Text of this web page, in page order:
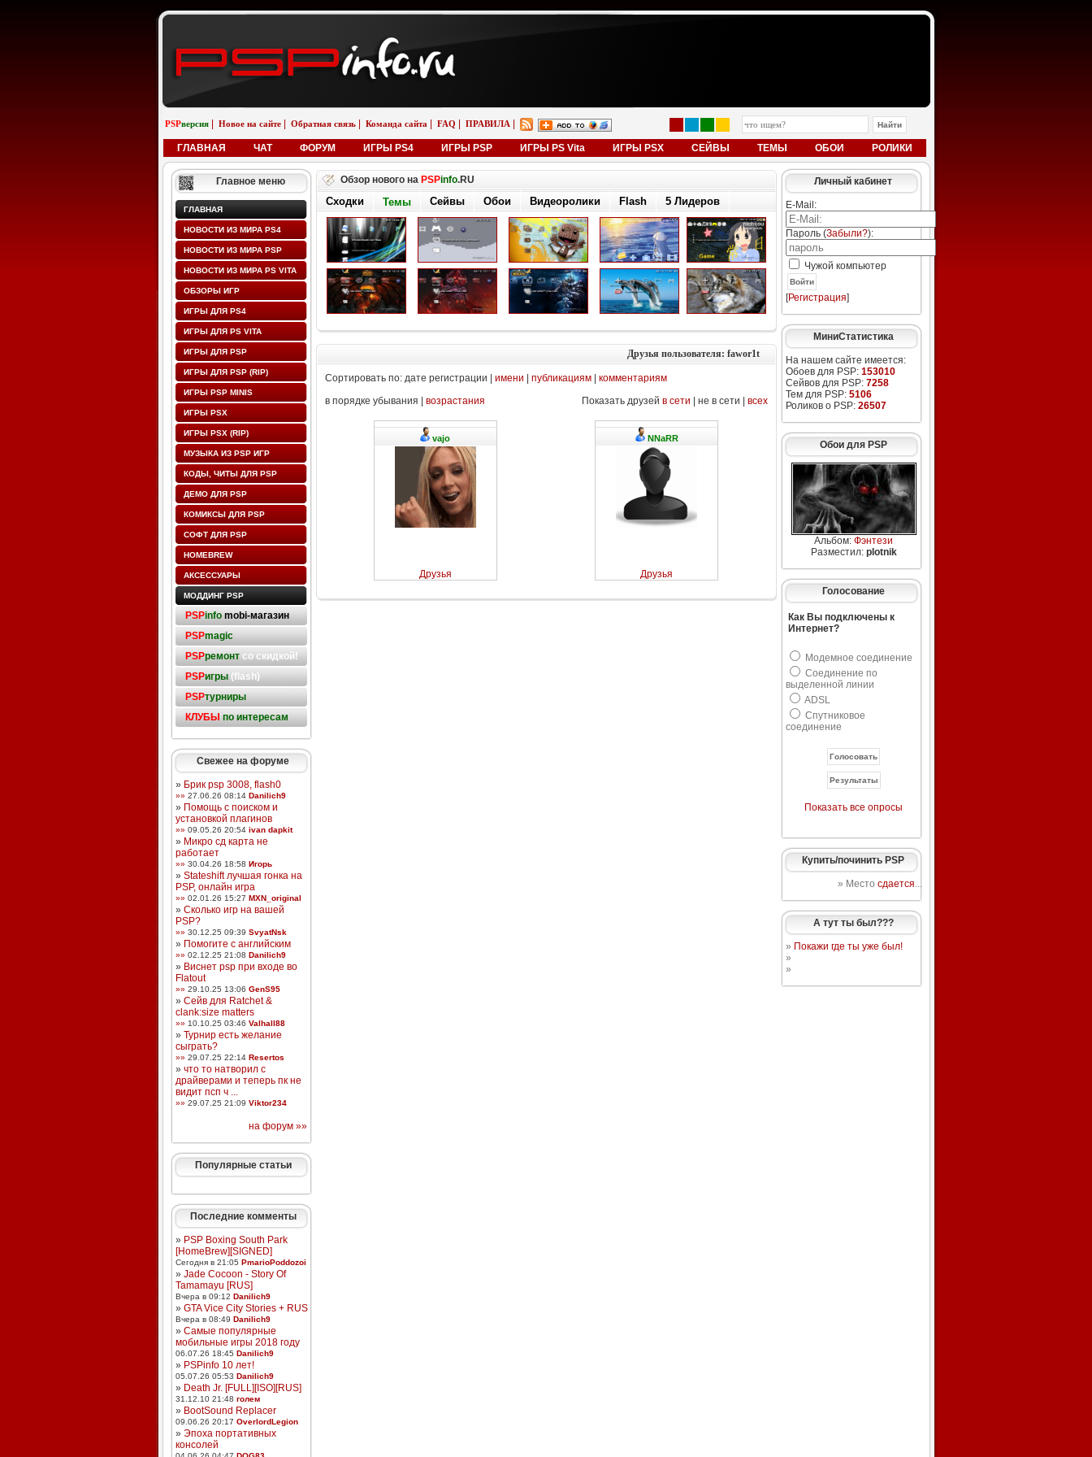
PSPверсия Новое на сайте Обратная связь Команда сайта FAQ ПРАВИЛА
ГЛАВНАЯ ЧАТ ФОРУМ ИГРЫ PS4 ИГРЫ PSP ИГРЫ PS Vita ИГРЫ PSX СЕЙВЫ ТЕМЫ ОБОИ РОЛИКИ
Главное меню
ГЛАВНАЯ
НОВОСТИ ИЗ МИРА PS4
НОВОСТИ ИЗ МИРА PSP
НОВОСТИ ИЗ МИРА PS VITA
ОБЗОРЫ ИГР
ИГРЫ ДЛЯ PS4
ИГРЫ ДЛЯ PS VITA
ИГРЫ ДЛЯ PSP
ИГРЫ ДЛЯ PSP (RIP)
ИГРЫ PSP MINIS
ИГРЫ PSX
ИГРЫ PSX (RIP)
МУЗЫКА ИЗ PSP ИГР
КОДЫ, ЧИТЫ ДЛЯ PSP
ДЕМО ДЛЯ PSP
КОМИКСЫ ДЛЯ PSP
СОФТ ДЛЯ PSP
HOMEBREW
АКСЕССУАРЫ
МОДДИНГ PSP
PSPinfo mobi-магазин
PSPmagic
PSPремонтсо скидкой!
PSPигры(flash)
PSPтурниры
КЛУБЫ по интересам
Свежее на форуме
» Брик psp 3008, flash0
»» 27.06.26 08:14 Danilich9
» Помощь с поиском и
установкой плагинов
»» 09.05.26 20:54 ivan dapkit
» Микро сд карта не
работает
»» 30.04.26 18:58 Игорь
» Stateshift лучшая гонка на
PSP, онлайн игра
»» 02.01.26 15:27 MXN_original
» Сколько игр на вашей
PSP?
»» 30.12.25 09:39 SvyatNsk
» Помогите с английским
»» 02.12.25 21:08 Danilich9
» Виснет psp при входе во
Flatout
»» 29.10.25 13:06 GenS95
» Сейв для Ratchet &
clank:size matters
»» 10.10.25 03:46 Valhall88
» Турнир есть желание
сыграть?
»» 29.07.25 22:14 Resertos
» что то натворил с
драйверами и теперь пк не
видит псп ч ...
»» 29.07.25 21:09 Viktor234
на форум »»
Популярные статьи
Последние комменты
» PSP Boxing South Park
[HomeBrew][SIGNED]
Сегодня в 21:05 PmarioPoddozoi
» Jade Cocoon - Story Of
Tamamayu [RUS]
Вчера в 09:12 Danilich9
» GTA Vice City Stories + RUS
Вчера в 08:49 Danilich9
» Самые популярные
мобильные игры 2018 году
06.07.26 18:45 Danilich9
» PSPinfo 10 лет!
05.07.26 05:53 Danilich9
» Death Jr. [FULL][ISO][RUS]
31.12.10 21:48 голем
» BootSound Replacer
09.06.26 20:17 OverlordLegion
» Эпоха портативных
консолей
Обзор нового на PSPinfo.RU
Сходки Темы Сейвы Обои Видеоролики Flash 5 Лидеров
Друзья пользователя: fawor1t
Сортировать по: дате регистрации | имени публикациям| комментариям
в порядке убывания | возрастания Показать друзей в сети | не в сети | всех
vajo
Друзья
NNaRR
Друзья
Личный кабинет
E-Mail:
Пароль (Забыли?):
Чужой компьютер
Войти
[Регистрация]
МиниСтатистика
На нашем сайте имеется:
Обоев для PSP: 153010
Сейвов для PSP: 7258
Тем для PSP: 5106
Роликов о PSP: 26507
Обои для PSP
Альбом: Фэнтези
Разместил: plotnik
Голосование
Как Вы подключены к
Интернет?
Модемное соединение
Соединение по
выделенной линии
ADSL
Спутниковое
соединение
Показать все опросы
Купить/починить PSP
» Место сдается...
А тут ты был???
» Покажи где ты уже был!
»
»